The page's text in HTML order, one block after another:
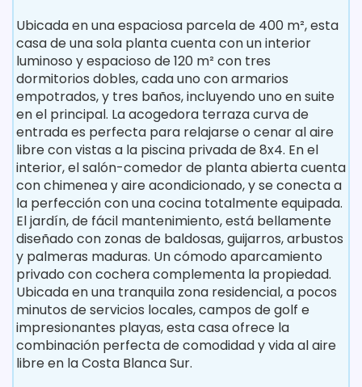
Ubicada en una espaciosa parcela de 400 m², esta
casa de una sola planta cuenta con un interior
luminoso y espacioso de 120 m² con tres
dormitorios dobles, cada uno con armarios
empotrados, y tres baños, incluyendo uno en suite
en el principal. La acogedora terraza curva de
entrada es perfecta para relajarse o cenar al aire
libre con vistas a la piscina privada de 8x4. En el
interior, el salón-comedor de planta abierta cuenta
con chimenea y aire acondicionado, y se conecta a
la perfección con una cocina totalmente equipada.
El jardín, de fácil mantenimiento, está bellamente
diseñado con zonas de baldosas, guijarros, arbustos
y palmeras maduras. Un cómodo aparcamiento
privado con cochera complementa la propiedad.
Ubicada en una tranquila zona residencial, a pocos
minutos de servicios locales, campos de golf e
impresionantes playas, esta casa ofrece la
combinación perfecta de comodidad y vida al aire
libre en la Costa Blanca Sur.